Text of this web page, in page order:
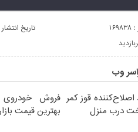
تاریخ انتشار :
وب
اصلاح‌کننده قوز کمر
درب منزل
فروش
بهترین قیمت